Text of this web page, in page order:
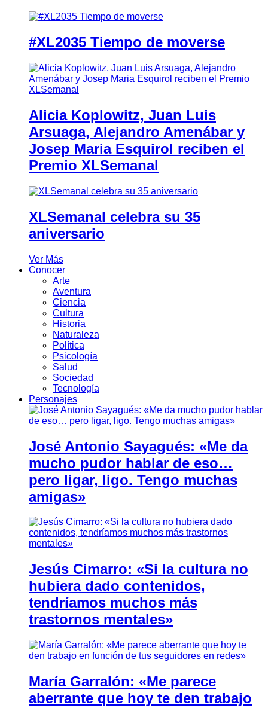
#XL2035 Tiempo de moverse
Alicia Koplowitz, Juan Luis
Arsuaga, Alejandro Amenábar y
Josep Maria Esquirol reciben el
Premio XLSemanal
XLSemanal celebra su 35
aniversario
Ver Más
Conocer
Arte
Aventura
Ciencia
Cultura
Historia
Naturaleza
Política
Psicología
Salud
Sociedad
Tecnología
Personajes
José Antonio Sayagués: «Me da
mucho pudor hablar de eso…
pero ligar, ligo. Tengo muchas
amigas»
Jesús Cimarro: «Si la cultura no
hubiera dado contenidos,
tendríamos muchos más
trastornos mentales»
María Garralón: «Me parece
aberrante que hoy te den trabajo